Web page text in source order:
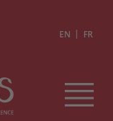
EN | FR